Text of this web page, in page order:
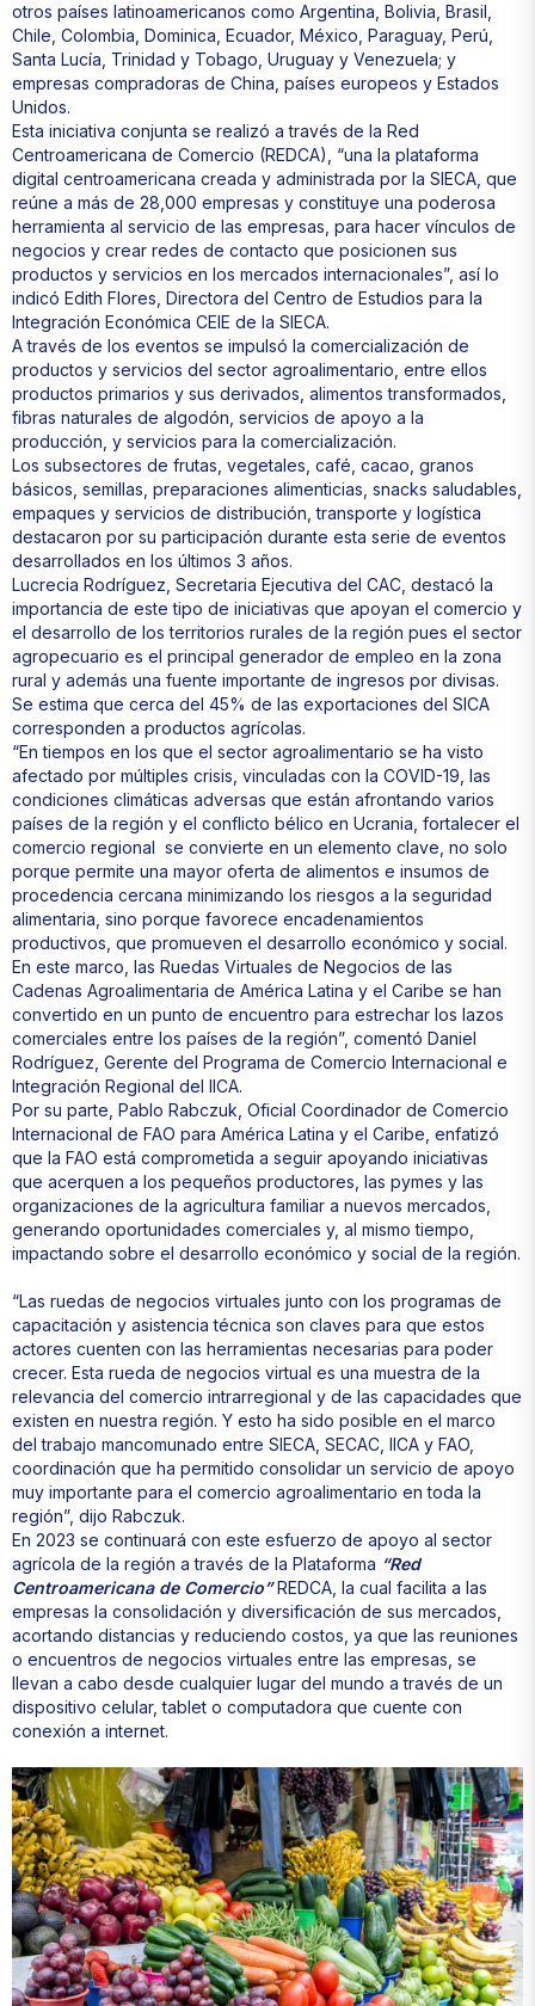
otros países latinoamericanos como Argentina, Bolivia, Brasil,
Chile, Colombia, Dominica, Ecuador, México, Paraguay, Perú,
Santa Lucía, Trinidad y Tobago, Uruguay y Venezuela; y
empresas compradoras de China, países europeos y Estados
Unidos.
Esta iniciativa conjunta se realizó a través de la Red
Centroamericana de Comercio (REDCA), “una la plataforma
digital centroamericana creada y administrada por la SIECA, que
reúne a más de 28,000 empresas y constituye una poderosa
herramienta al servicio de las empresas, para hacer vínculos de
negocios y crear redes de contacto que posicionen sus
productos y servicios en los mercados internacionales”, así lo
indicó Edith Flores, Directora del Centro de Estudios para la
Integración Económica CEIE de la SIECA.
A través de los eventos se impulsó la comercialización de
productos y servicios del sector agroalimentario, entre ellos
productos primarios y sus derivados, alimentos transformados,
fibras naturales de algodón, servicios de apoyo a la
producción, y servicios para la comercialización.
Los subsectores de frutas, vegetales, café, cacao, granos
básicos, semillas, preparaciones alimenticias, snacks saludables,
empaques y servicios de distribución, transporte y logística
destacaron por su participación durante esta serie de eventos
desarrollados en los últimos 3 años.
Lucrecia Rodríguez, Secretaria Ejecutiva del CAC, destacó la
importancia de este tipo de iniciativas que apoyan el comercio y
el desarrollo de los territorios rurales de la región pues el sector
agropecuario es el principal generador de empleo en la zona
rural y además una fuente importante de ingresos por divisas.
Se estima que cerca del 45% de las exportaciones del SICA
corresponden a productos agrícolas.
“En tiempos en los que el sector agroalimentario se ha visto
afectado por múltiples crisis, vinculadas con la COVID-19, las
condiciones climáticas adversas que están afrontando varios
países de la región y el conflicto bélico en Ucrania, fortalecer el
comercio regional se convierte en un elemento clave, no solo
porque permite una mayor oferta de alimentos e insumos de
procedencia cercana minimizando los riesgos a la seguridad
alimentaria, sino porque favorece encadenamientos
productivos, que promueven el desarrollo económico y social.
En este marco, las Ruedas Virtuales de Negocios de las
Cadenas Agroalimentaria de América Latina y el Caribe se han
convertido en un punto de encuentro para estrechar los lazos
comerciales entre los países de la región”, comentó Daniel
Rodríguez, Gerente del Programa de Comercio Internacional e
Integración Regional del IICA.
Por su parte, Pablo Rabczuk, Oficial Coordinador de Comercio
Internacional de FAO para América Latina y el Caribe, enfatizó
que la FAO está comprometida a seguir apoyando iniciativas
que acerquen a los pequeños productores, las pymes y las
organizaciones de la agricultura familiar a nuevos mercados,
generando oportunidades comerciales y, al mismo tiempo,
impactando sobre el desarrollo económico y social de la región.
“Las ruedas de negocios virtuales junto con los programas de
capacitación y asistencia técnica son claves para que estos
actores cuenten con las herramientas necesarias para poder
crecer. Esta rueda de negocios virtual es una muestra de la
relevancia del comercio intrarregional y de las capacidades que
existen en nuestra región. Y esto ha sido posible en el marco
del trabajo mancomunado entre SIECA, SECAC, IICA y FAO,
coordinación que ha permitido consolidar un servicio de apoyo
muy importante para el comercio agroalimentario en toda la
región”, dijo Rabczuk.
En 2023 se continuará con este esfuerzo de apoyo al sector
agrícola de la región a través de la Plataforma “Red
Centroamericana de Comercio” REDCA, la cual facilita a las
empresas la consolidación y diversificación de sus mercados,
acortando distancias y reduciendo costos, ya que las reuniones
o encuentros de negocios virtuales entre las empresas, se
llevan a cabo desde cualquier lugar del mundo a través de un
dispositivo celular, tablet o computadora que cuente con
conexión a internet.